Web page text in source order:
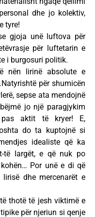
dhe jo kolektiv,
tyre!
gjoja unë luftova për
për luftetarin e
i burgosuri politik.
nën lirinë absolute e
për shumicën
sepse ata mendojnë
jo një paragjykim
aktit të kryer! E,
do ta kuptojnë si
idealiste që ka
të largët, e që nuk po
Por unë e di që
dhe mercenarët e
thotë të jesh viktimë e
për njeriun si qenje